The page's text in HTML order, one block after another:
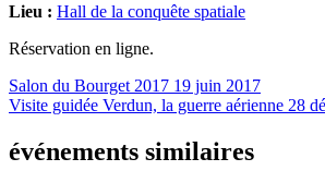
Lieu : Hall de la conquête spatiale
Réservation en ligne.
Salon du Bourget 2017 19 juin 2017
Visite guidée Verdun, la guerre aérienne 28
événements similaires